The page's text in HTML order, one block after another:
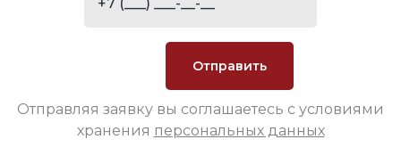
Отправляя заявку вы соглашаетесь с условиями
хранения персональных данных